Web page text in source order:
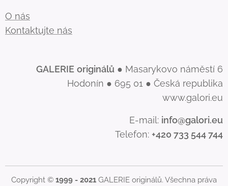
O nás
Kontaktujte nás
GALERIE originálů ● Masarykovo náměstí 6
Hodonín ● 695 01 ● Česká republika
www.galori.eu
E-mail: info@galori.eu
Telefon: +420 733 544 744
Copyright © 1999 - 2021 GALERIE originálů. Všechna práva